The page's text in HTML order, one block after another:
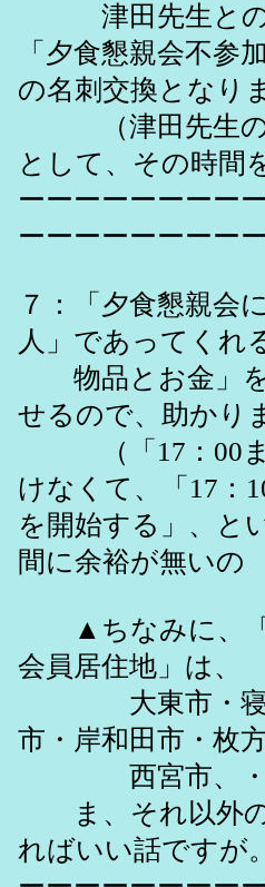
津田先生との
「夕食懇親会不
の名刺交換となり
（津田先生の講
として、その時間
ーーーーーーーー
ーーーーーーーー
７：「夕食懇親会
人」であってくれ
物品とお金」を
せるので、助かり
（「17：00ま
けなくて、「
を開始する」、と
間に余裕が
▲ちなみに、「
会員居住地」は、
大東市・寝屋
市・岸和田市・枚
西宮市、・・
ま、それ以外の
ればいい話ですが。